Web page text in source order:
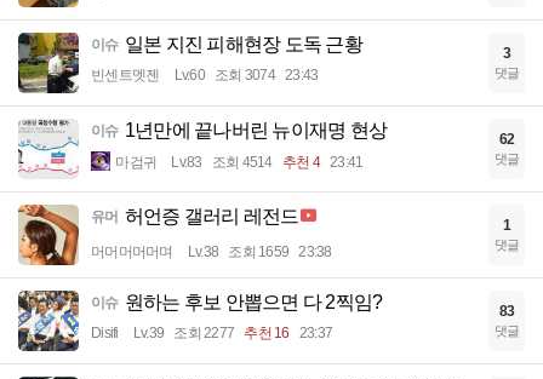
이슈 일본 지진 피해현장 도독 근황
빈센트멧젠 Lv.60 조회 3074 23:43
3
댓글
이슈 1년만에 끝나버린 뉴이재명 현상
마검귀 Lv.83 조회 4514 추천 4 23:41
62
댓글
유머 허언증 갤러리 레전드
머머머머머며 Lv.38 조회 1659 23:38
1
댓글
이슈 원하는 후보 안뽑으면 다 2찍임?
Disifi Lv.39 조회 2277 추천 16 23:37
83
댓글